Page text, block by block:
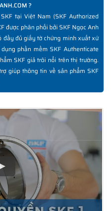
?
tại Việt Nam (SKF Authorized
được phân phối bởi SKF Ngọc Anh
đầy đủ giấy tờ chứng minh xuất xứ
phần mềm SKF Authenticate
SKF giả trôi nổi trên thị trường.
giúp thông tin về sản phẩm SKF